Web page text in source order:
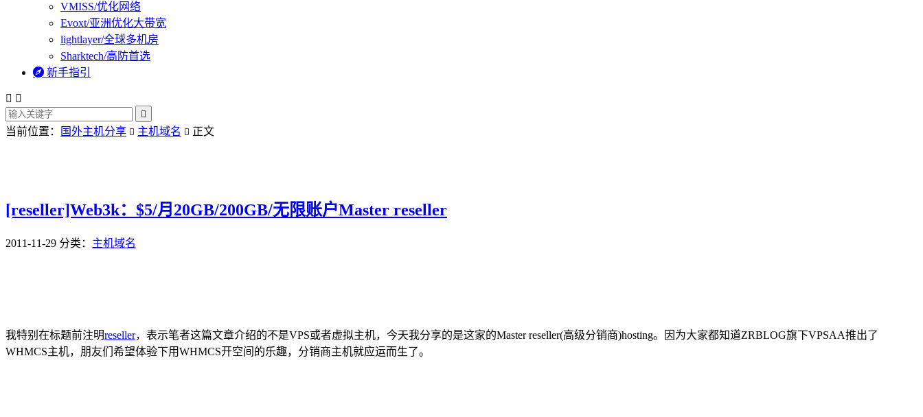
VMISS/优化网络
Evoxt/亚洲优化大带宽
lightlayer/全球多机房
Sharktech/高防首选
 新手指引
 

当前位置： 国外主机分享  主机域名  正文
[reseller]Web3k：$5/月20GB/200GB/无限账户Master reseller
2011-11-29 分类： 主机域名
我特别在标题前注明reseller，表示笔者这篇文章介绍的不是VPS或者虚拟主机，今天我分享的是这家的Master reseller(高级分销商)hosting。因为大家都知道ZRBLOG旗下VPSAA推出了
WHMCS主机，朋友们希望体验下用WHMCS开空间的乐趣，分销商主机就应运而生了。